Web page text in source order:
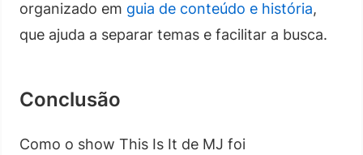
organizado em guia de conteúdo e história,
que ajuda a separar temas e facilitar a busca.
Conclusão
Como o show This Is It de MJ foi